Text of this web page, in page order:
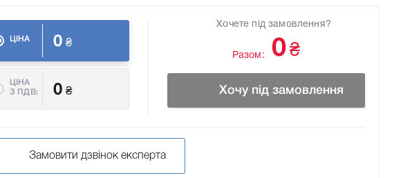
ЦІНА 0 ₴
ЦІНА
З ПДВ:
0 ₴
Хочете під замовлення?
Разом: 0 ₴
Хочу під замовлення
Замовити дзвінок експерта